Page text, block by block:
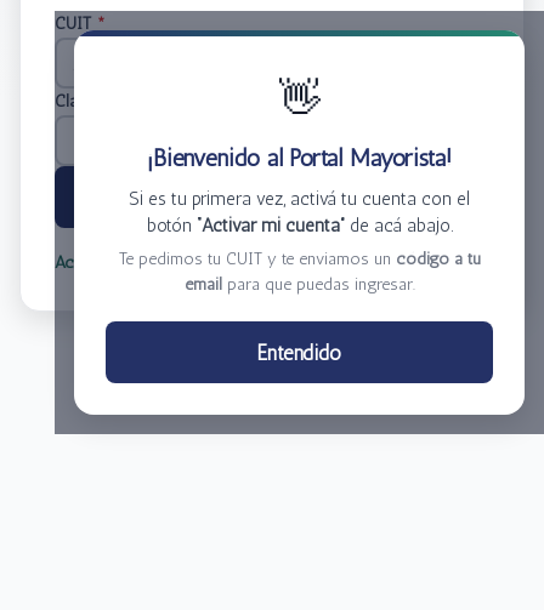
👋
¡Bienvenido al Portal Mayorista!
Si es tu primera vez, activá tu cuenta con el
botón “Activar mi cuenta”de acá abajo.
Te pedimos tu CUIT y te enviamos un código a tu
email para que puedas ingresar.
Entendido
CUIT *
Clave
Ingresar
Activar mi cuenta Olvidé mi clave
Centro de Distribución El Bacha S.A.